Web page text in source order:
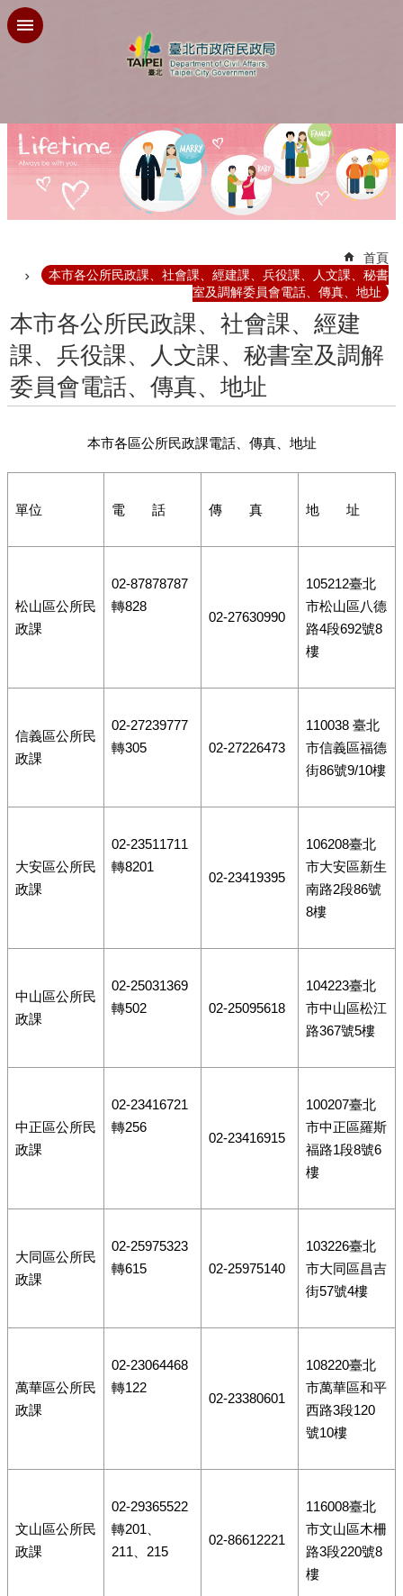
跳到主要內容區塊
首頁
本市各公所民政課、社會課、經建課、兵役課、人文課、秘書
室及調解委員會電話、傳真、地址
本市各公所民政課、社會課、經建
課、兵役課、人文課、秘書室及調解
委員會電話、傳真、地址
本市各區公所民政課電話、傳真、地址
單位 電 話 傳 真 地 址
松山區公所民
政課
02-87878787
轉828
02-27630990
105212臺北
市松山區八德
路4段692號8
樓
信義區公所民
政課
02-27239777
轉305
02-27226473
110038 臺北
市信義區福德
街86號9/10樓
大安區公所民
政課
02-23511711
轉8201
02-23419395
106208臺北
市大安區新生
南路2段86號
8樓
中山區公所民
政課
02-25031369
轉502
02-25095618
104223臺北
市中山區松江
路367號5樓
中正區公所民
政課
02-23416721
轉256
02-23416915
100207臺北
市中正區羅斯
福路1段8號6
樓
大同區公所民
政課
02-25975323
轉615
02-25975140
103226臺北
市大同區昌吉
街57號4樓
萬華區公所民
政課
02-23064468
轉122
02-23380601
108220臺北
市萬華區和平
西路3段120
號10樓
文山區公所民
政課
02-29365522
轉201、
211、215
02-86612221
116008臺北
市文山區木柵
路3段220號8
樓